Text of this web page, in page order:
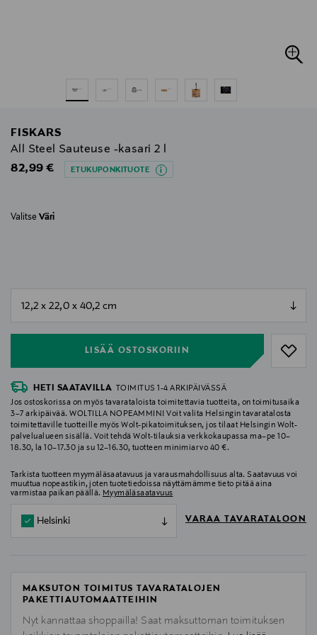
FISKARS
All Steel Sauteuse -kasari 2 l
Original Price
82,99 € ETUKUPONKITUOTE
Valitse Väri
LISÄÄ OSTOSKORIIN
HETI SAATAVILLA
TOIMITUS 1-4 ARKIPÄIVÄSSÄ
Jos ostoskorissa on myös tavarataloista toimitettavia tuotteita, on toimitusaika
3–7 arkipäivää. WOLTILLA NOPEAMMIN! Voit valita Helsingin tavaratalosta
toimitettaville tuotteille myös Wolt-pikatoimituksen, jos tilaat Helsingin Wolt-
palvelualueen sisällä. Voit tehdä Wolt-tilauksia verkkokaupassa ma–pe 10–
18.30, la 10–17.30 ja su 12–16.30, tuotteen minimiarvo 40 €.
Tarkista tuotteen myymäläsaatavuus ja varausmahdollisuus alta. Saatavuus voi
muuttua nopeastikin, joten tuotetiedoissa näyttämämme tieto pitää aina
varmistaa paikan päällä. Myymäläsaatavuus
Helsinki VARAA TAVARATALOON
MAKSUTON TOIMITUS TAVARATALOJEN
PAKETTIAUTOMAATTEIHIN
Nyt kannattaa shoppailla! Saat maksuttoman toimituksen